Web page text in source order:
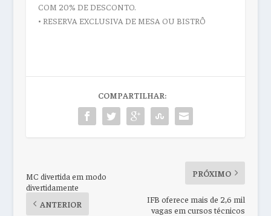
COM 20% DE DESCONTO.
• RESERVA EXCLUSIVA DE MESA OU BISTRÔ
COMPARTILHAR:
MC divertida em modo
divertidamente
ANTERIOR
PRÓXIMO
IFB oferece mais de 2,6 mil
vagas em cursos técnicos